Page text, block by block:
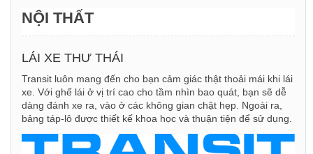
NỘI THẤT
LÁI XE THƯ THÁI
Transit luôn mang đến cho bạn cảm giác thật thoải mái khi lái
xe. Với ghế lái ở vị trí cao cho tầm nhìn bao quát, bạn sẽ dễ
dàng đánh xe ra, vào ở các không gian chật hẹp. Ngoài ra,
bảng táp-lô được thiết kế khoa học và thuận tiện để sử dụng.